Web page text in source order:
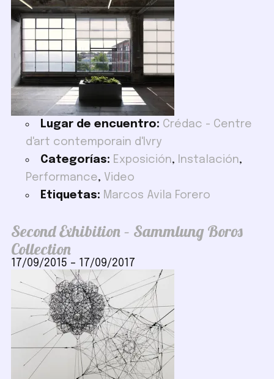
Lugar de encuentro: Crédac - Centre
d'art contemporain d'Ivry
Categorías: Exposición, Instalación,
Performance, Video
Etiquetas: Marcos Avila Forero
Second Exhibition – Sammlung Boros
Collection
17/09/2015 – 17/09/2017